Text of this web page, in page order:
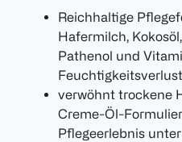
Reichhaltige
Hafermilch,
Pathenol und
verwöhnt trockene
Creme-Öl-
Pflegeerlebnis